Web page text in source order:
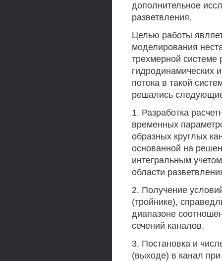
дополнительное
разветвления.
Целью работы
моделирования
трехмерной системе
гидродинамических
потока в такой
решались
1. Разработка
временных
образных круглых
основанной на
интегральным
области
2. Получение
(тройнике),
диапазоне
сечений каналов.
3. Постановка и
(выходе) в канал